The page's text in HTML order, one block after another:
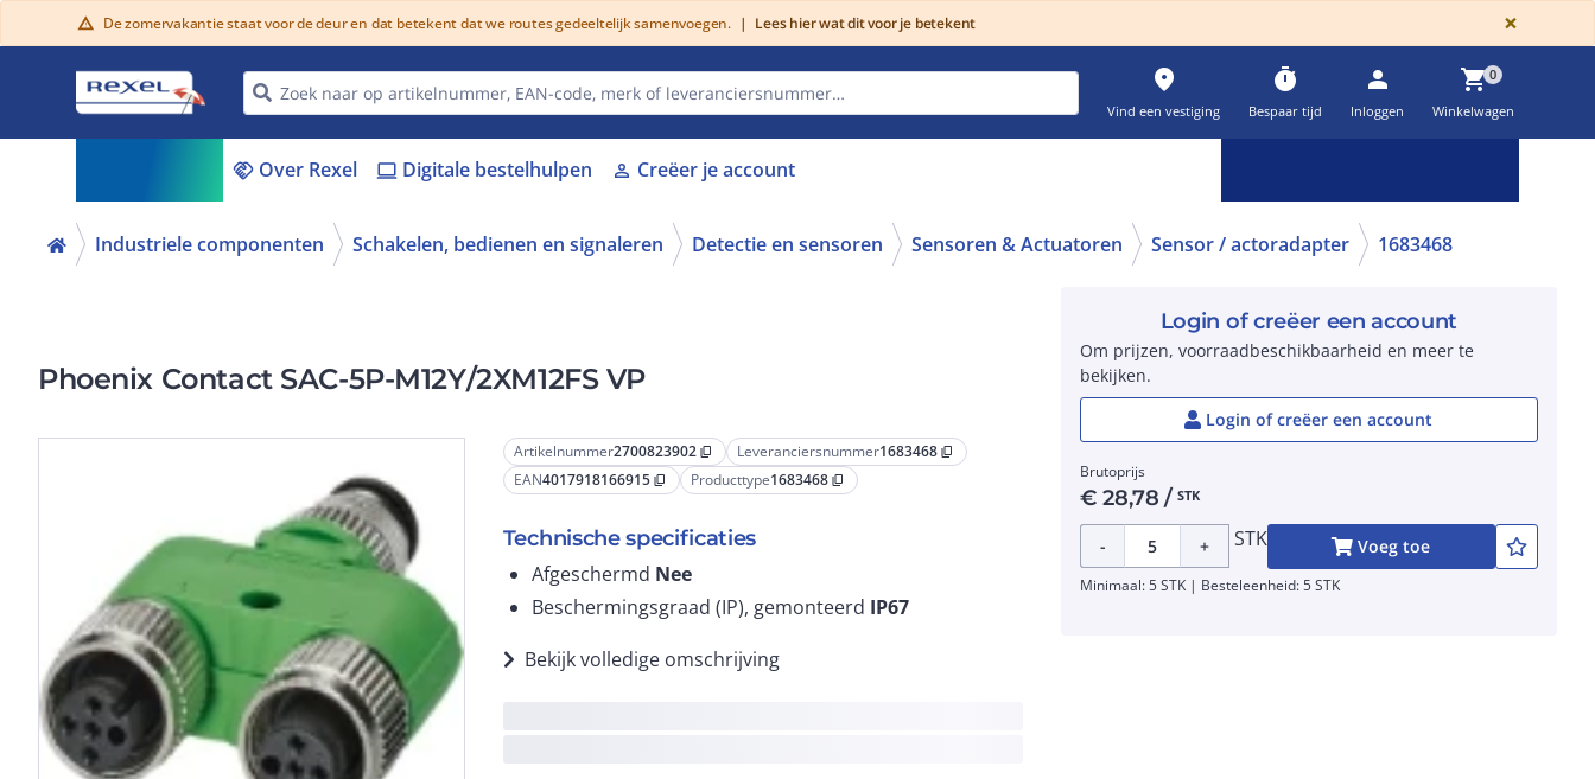
warning De zomervakantie staat voor de deur en dat betekent dat we routes gedeeltelijk samenvoegen. | Lees hier wat dit voor je betekent ×
place
Vind een vestiging
timer
Bespaar tijd
person
Inloggen
shopping_cart0
Winkelwagen
handshake Over Rexel laptop Digitale bestelhulpen person Creëer je account
Industriele componenten Schakelen, bedienen en signaleren Detectie en sensoren Sensoren & Actuatoren Sensor / actoradapter 1683468
Phoenix Contact SAC-5P-M12Y/2XM12FS VP
Artikelnummer2700823902 content_copy Leveranciersnummer1683468 content_copy
EAN4017918166915 content_copy Producttype1683468 content_copy
Technische specificaties
Afgeschermd Nee
Beschermingsgraad (IP), gemonteerd IP67
Bekijk volledige omschrijving
Login of creëer een account
Om prijzen, voorraadbeschikbaarheid en meer te
bekijken.
Login of creëer een account
Brutoprijs
€28,78 / STK
- + STK Voeg toe
Minimaal: 5 STK | Besteleenheid: 5 STK